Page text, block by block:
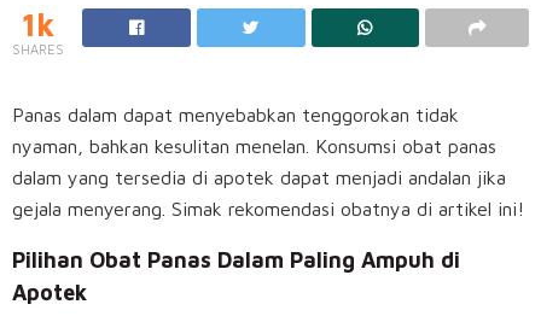
1k
SHARES
Panas dalam dapat menyebabkan tenggorokan tidak
nyaman, bahkan kesulitan menelan. Konsumsi obat panas
dalam yang tersedia di apotek dapat menjadi andalan jika
gejala menyerang. Simak rekomendasi obatnya di artikel ini!
Pilihan Obat Panas Dalam Paling Ampuh di
Apotek